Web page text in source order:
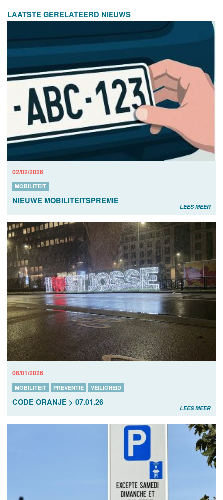
LAATSTE GERELATEERD NIEUWS
02/02/2026
MOBILITEIT
NIEUWE MOBILITEITSPREMIE
LEES MEER
06/01/2026
MOBILITEIT PREVENTIE VEILIGHEID
CODE ORANJE > 07.01.26
LEES MEER